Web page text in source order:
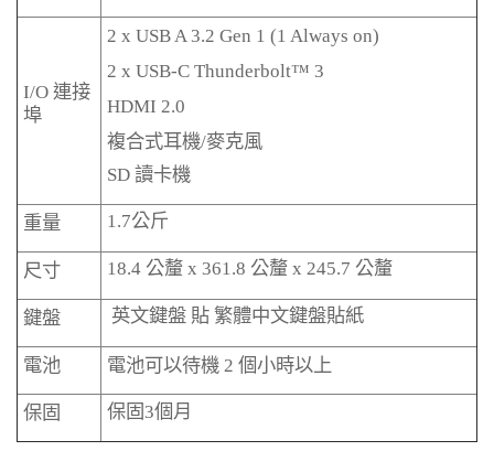
I/O 連接
埠
2 x USB A 3.2 Gen 1 (1 Always on)
2 x USB-C Thunderbolt™ 3
HDMI 2.0
複合式耳機/麥克風
SD 讀卡機
重量 1.7公斤
尺寸 18.4 公釐 x 361.8 公釐 x 245.7 公釐
鍵盤 英文鍵盤 貼 繁體中文鍵盤貼紙
電池 電池可以待機 2 個小時以上
保固 保固3個月